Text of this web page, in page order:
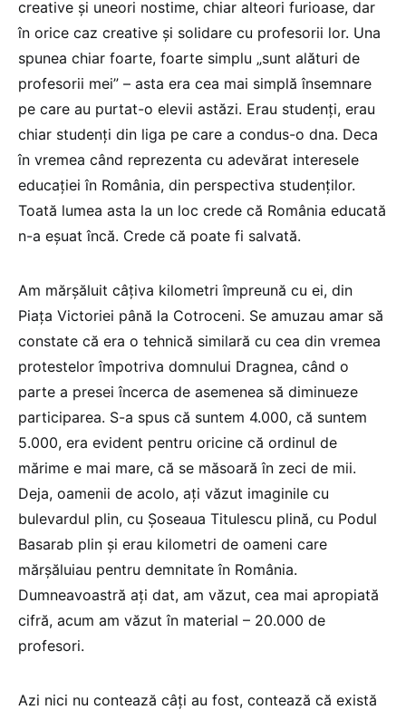
creative și uneori nostime, chiar alteori furioase, dar
în orice caz creative și solidare cu profesorii lor. Una
spunea chiar foarte, foarte simplu „sunt alături de
profesorii mei” – asta era cea mai simplă însemnare
pe care au purtat-o elevii astăzi. Erau studenți, erau
chiar studenți din liga pe care a condus-o dna. Deca
în vremea când reprezenta cu adevărat interesele
educației în România, din perspectiva studenților.
Toată lumea asta la un loc crede că România educată
n-a eșuat încă. Crede că poate fi salvată.
Am mărșăluit câțiva kilometri împreună cu ei, din
Piața Victoriei până la Cotroceni. Se amuzau amar să
constate că era o tehnică similară cu cea din vremea
protestelor împotriva domnului Dragnea, când o
parte a presei încerca de asemenea să diminueze
participarea. S-a spus că suntem 4.000, că suntem
5.000, era evident pentru oricine că ordinul de
mărime e mai mare, că se măsoară în zeci de mii.
Deja, oamenii de acolo, ați văzut imaginile cu
bulevardul plin, cu Șoseaua Titulescu plină, cu Podul
Basarab plin și erau kilometri de oameni care
mărșăluiau pentru demnitate în România.
Dumneavoastră ați dat, am văzut, cea mai apropiată
cifră, acum am văzut în material – 20.000 de
profesori.
Azi nici nu contează câți au fost, contează că există